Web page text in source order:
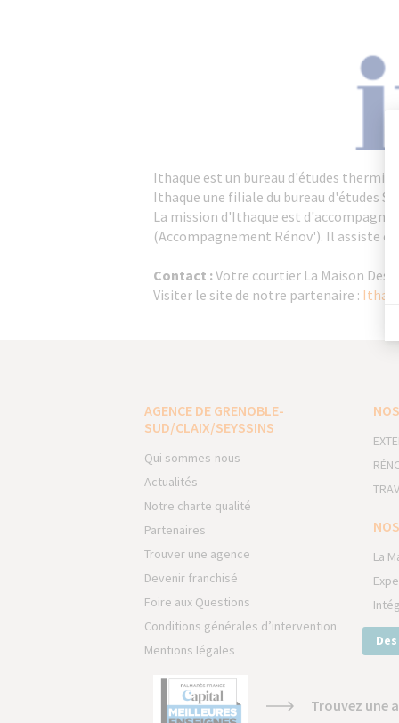
Ithaque est un bureau d'études
Ithaque une filiale du bureau d'études
La mission d'Ithaque est
(Accompagnement Rénov'). Il assiste
Contact :Votre courtier La Maison Des
Visiter le site de notre partenaire :
AGENCE DE GRENOBLE-
SUD/CLAIX/SEYSSINS
Qui sommes-nous
Actualités
Notre charte qualité
Partenaires
Trouver une agence
Devenir franchisé
Foire aux Questions
Conditions générales d’intervention
Mentions légales
La
Trouvez une